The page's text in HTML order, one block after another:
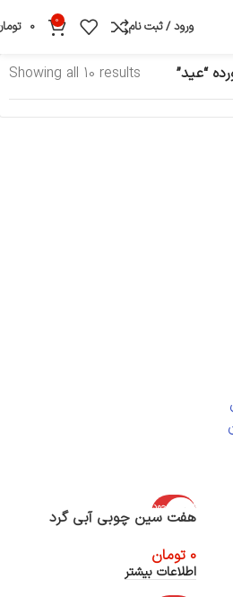
ورود / ثبت نام 0
0
“عید”
Showing all 10 results
اتمام موجود
ی
هفت سین چوبی آبی گرد
0 تومان
اطلاعات بیشتر